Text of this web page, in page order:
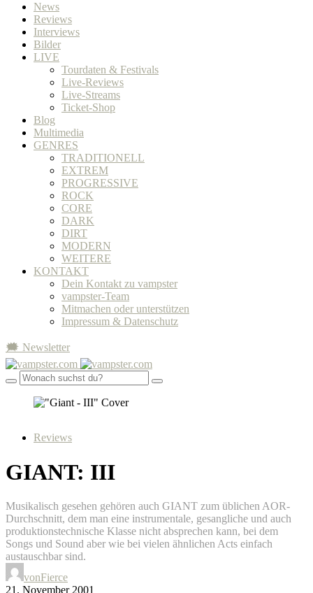
News
Reviews
Interviews
Bilder
LIVE
Tourdaten & Festivals
Live-Reviews
Live-Streams
Ticket-Shop
Blog
Multimedia
GENRES
TRADITIONELL
EXTREM
PROGRESSIVE
ROCK
CORE
DARK
DIRT
MODERN
WEITERE
KONTAKT
Dein Kontakt zu vampster
vampster-Team
Mitmachen oder unterstützen
Impressum & Datenschutz
🗯 Newsletter
Reviews
GIANT: III
Musikalisch gesehen gehören auch GIANT zum üblichen AOR-
Durchschnitt, dem man eine instrumentale, gesangliche und auch
produktionstechnische Klasse nicht absprechen kann, bei dem
Songs und Sound aber wie bei vielen ähnlichen Acts einfach
austauschbar sind.
vonFierce
21. November 2001